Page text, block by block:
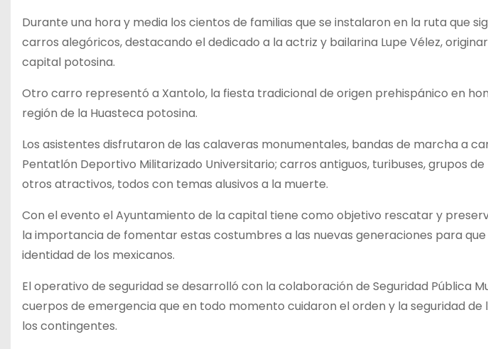
Durante una hora y media los cientos de familias que se instalaron en la ruta que
carros alegóricos, destacando el dedicado a la actriz y bailarina Lupe Vélez,
capital potosina.
Otro carro representó a Xantolo, la fiesta tradicional de origen prehispánico en
región de la Huasteca potosina.
Los asistentes disfrutaron de las calaveras monumentales, bandas de marcha a
Pentatlón Deportivo Militarizado Universitario; carros antiguos, turibuses, grupos
otros atractivos, todos con temas alusivos a la muerte.
Con el evento el Ayuntamiento de la capital tiene como objetivo rescatar y
la importancia de fomentar estas costumbres a las nuevas generaciones para
identidad de los mexicanos.
El operativo de seguridad se desarrolló con la colaboración de Seguridad Pública
cuerpos de emergencia que en todo momento cuidaron el orden y la seguridad
los contingentes.